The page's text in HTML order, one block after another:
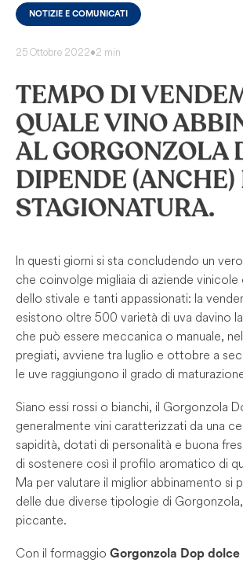
NOTIZIE E COMUNICATI
25 Ottobre 2022•2 min
TEMPO DI
QUALE VINO
AL GORGONZOLA
DIPENDE
STAGIONATURA.
In questi giorni si sta concludendo un
che coinvolge migliaia di aziende vinicole
dello stivale e tanti appassionati: la
esistono oltre 500 varietà di uva da vino
che può essere meccanica o manuale,
pregiati, avviene tra luglio e ottobre a
le uve raggiungono il grado di
Siano essi rossi o bianchi, il Gorgonzola
generalmente vini caratterizzati da una
sapidità, dotati di personalità e buona
di sostenere così il profilo aromatico di
Ma per valutare il miglior abbinamento si
delle due diverse tipologie di
piccante.
Con il formaggio Gorgonzola Dop dolce